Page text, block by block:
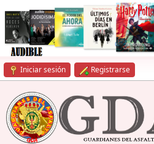
Iniciar sesión Registrarse